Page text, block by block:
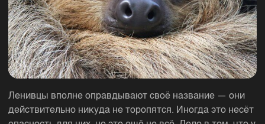
Ленивцы вполне оправдывают своё название — они
действительно никуда не торопятся. Иногда это несёт